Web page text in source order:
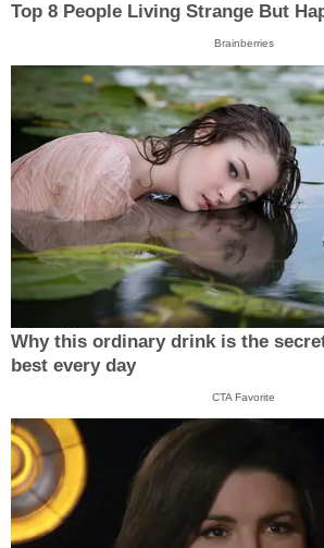
Top 8 People Living Strange But
Brainberries
Why this ordinary drink is the
best every day
CTA Favorite